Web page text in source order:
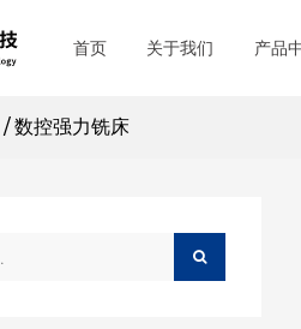
首页 关于我们 产品
/数控强力铣床